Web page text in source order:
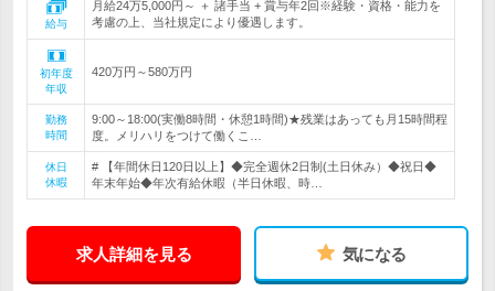
給与
月給24万5,000円～ ＋ 諸手当 + 賞与年2回※経験・資格・能力を
考慮の上、当社規定により優遇します。
初年度
年収
420万円～580万円
勤務
時間
9:00～18:00(実働8時間・休憩1時間)★残業はあっても月15時間程
度。メリハリをつけて働くこ…
休日
休暇
# 【年間休日120日以上】◆完全週休2日制(土日休み）◆祝日◆
年末年始◆年次有給休暇（半日休暇、時…
求人詳細を見る 気になる